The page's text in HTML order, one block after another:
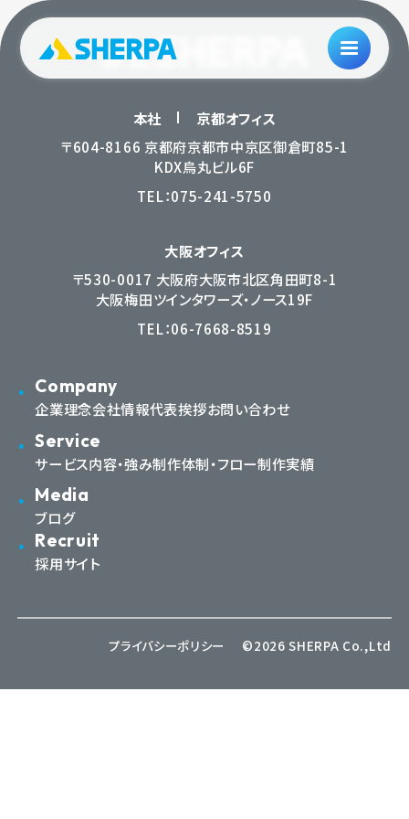
本社
京都オフィス
〒604-8166 京都府京都市中京区御倉町85-1
KDX烏丸ビル6F
TEL：075-241-5750
大阪オフィス
〒530-0017 大阪府大阪市北区角田町8-1
大阪梅田ツインタワーズ・ノース19F
TEL：06-7668-8519
Company
企業理念会社情報代表挨拶お問い合わせ
Service
サービス内容・強み制作体制・フロー制作実績
Media
ブログ
Recruit
採用サイト
プライバシーポリシー ©2026 SHERPA Co.,Ltd